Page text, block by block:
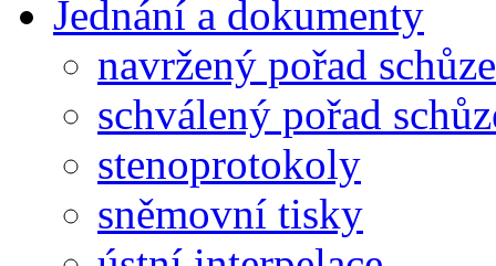
Jednání a dokumenty
navržený pořad schůze
schválený pořad
stenoprotokoly
sněmovní tisky